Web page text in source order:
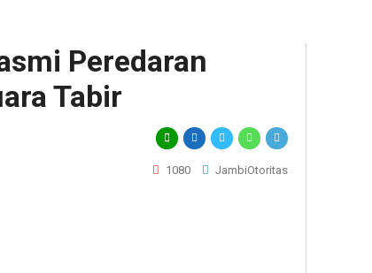
Peredaran
Tabir
1080 JambiOtoritas